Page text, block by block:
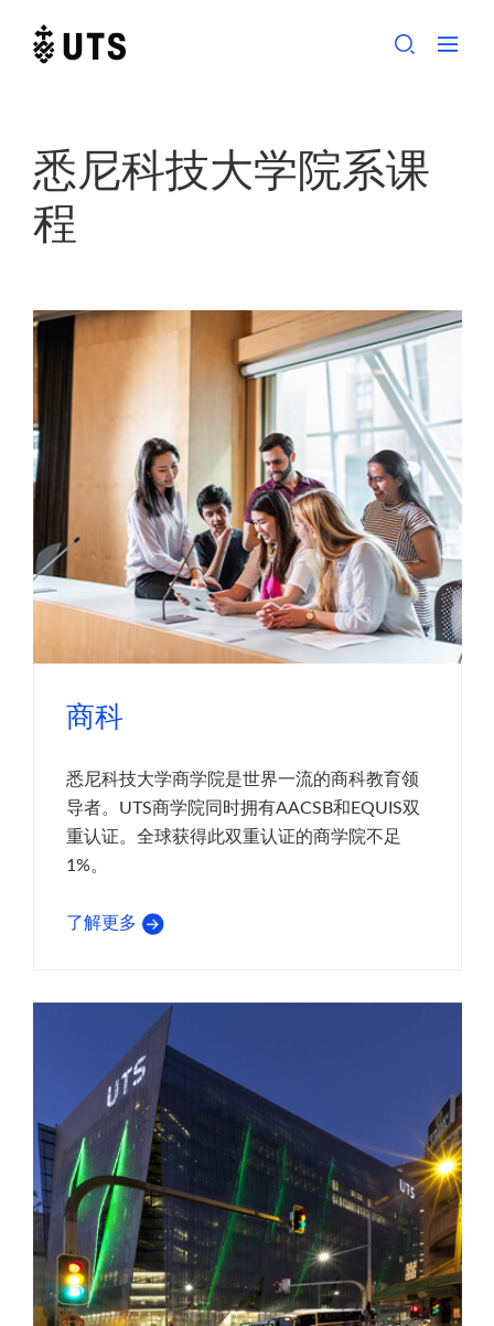
content悉尼科技大学院系课
程
商科
悉尼科技大学商学院是世界一流的商科教育领
导者。UTS商学院同时拥有AACSB和EQUIS双
重认证。全球获得此双重认证的商学院不足
1%。
了解更多